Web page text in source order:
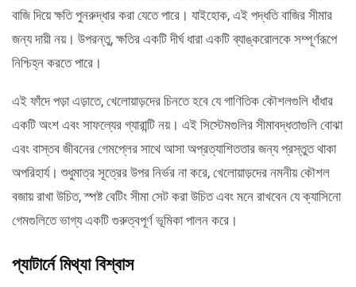
বাজি দিয়ে ক্ষতি পুনরুদ্ধার করা যেতে পারে। যাইহোক, এই পদ্ধতি বাজির সীমার
জন্য দায়ী নয়। উপরন্তু, ক্ষতির একটি দীর্ঘ ধারা একটি ব্যাঙ্করোলকে সম্পূর্ণরূপে
নিশ্চিহ্ন করতে পারে।
এই ফাঁদে পড়া এড়াতে, খেলোয়াড়দের চিনতে হবে যে গাণিতিক কৌশলগুলি ধাঁধার
একটি অংশ এবং সাফল্যের গ্যারান্টি নয়। এই সিস্টেমগুলির সীমাবদ্ধতাগুলি বোঝা
এবং বাস্তব জীবনের গেমপ্লের সাথে আসা অপ্রত্যাশিততার জন্য প্রস্তুত থাকা
অপরিহার্য। শুধুমাত্র সূত্রের উপর নির্ভর না করে, খেলোয়াড়দের নমনীয় কৌশল
বজায় রাখা উচিত, স্পষ্ট বেটিং সীমা সেট করা উচিত এবং মনে রাখবেন যে ক্যাসিনো
গেমগুলিতে ভাগ্য একটি গুরুত্বপূর্ণ ভূমিকা পালন করে।
প্যাটার্নে মিথ্যা বিশ্বাস